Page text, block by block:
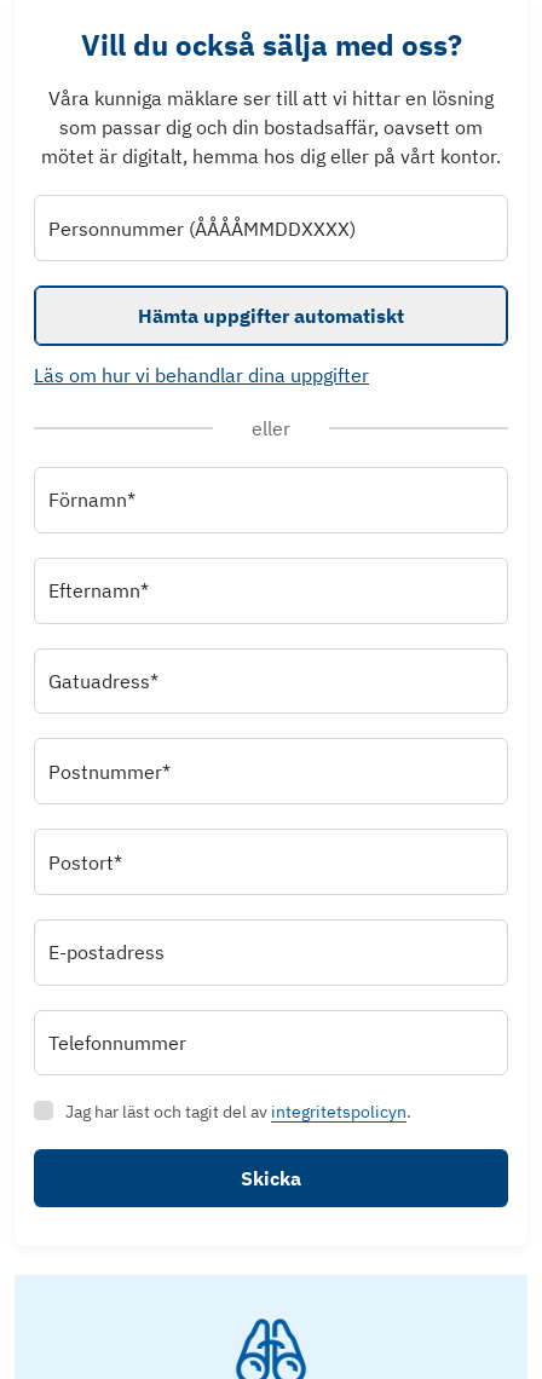
Vill du också sälja med oss?
Våra kunniga mäklare ser till att vi hittar en lösning
som passar dig och din bostadsaffär, oavsett om
mötet är digitalt, hemma hos dig eller på vårt kontor.
Personnummer (ÅÅÅÅMMDDXXXX)
Hämta uppgifter automatiskt
Läs om hur vi behandlar dina uppgifter
eller
Förnamn*
Efternamn*
Gatuadress*
Postnummer*
Postort*
E-postadress
Telefonnummer
Jag har läst och tagit del av integritetspolicyn.
Skicka